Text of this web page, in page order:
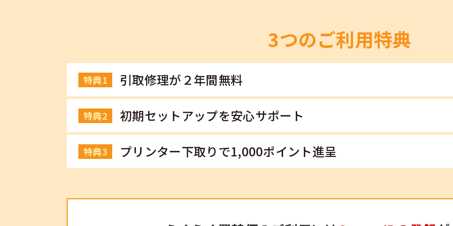
3つのご利用特典
特典1 引取修理が２年間無料
特典2 初期セットアップを安心サポート
特典3 プリンター下取りで1,000ポイント進呈
給紙枚数（普通紙）
名刺プリント
トレイ印刷